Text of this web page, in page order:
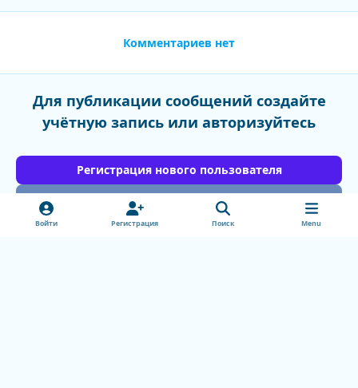
Комментариев нет
Для публикации сообщений создайте
учётную запись или авторизуйтесь
Регистрация нового пользователя
Войти
Войти Регистрация Поиск Menu